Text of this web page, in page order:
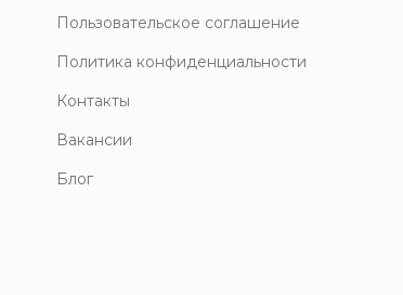
Пользовательское соглашение
Политика конфиденциальности
Контакты
Вакансии
Блог